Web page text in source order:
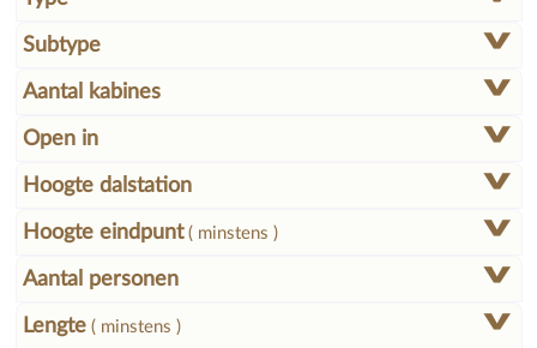
Subtype
Aantal kabines
Open in
Hoogte dalstation
Hoogte eindpunt( minstens )
Aantal personen
Lengte( minstens )